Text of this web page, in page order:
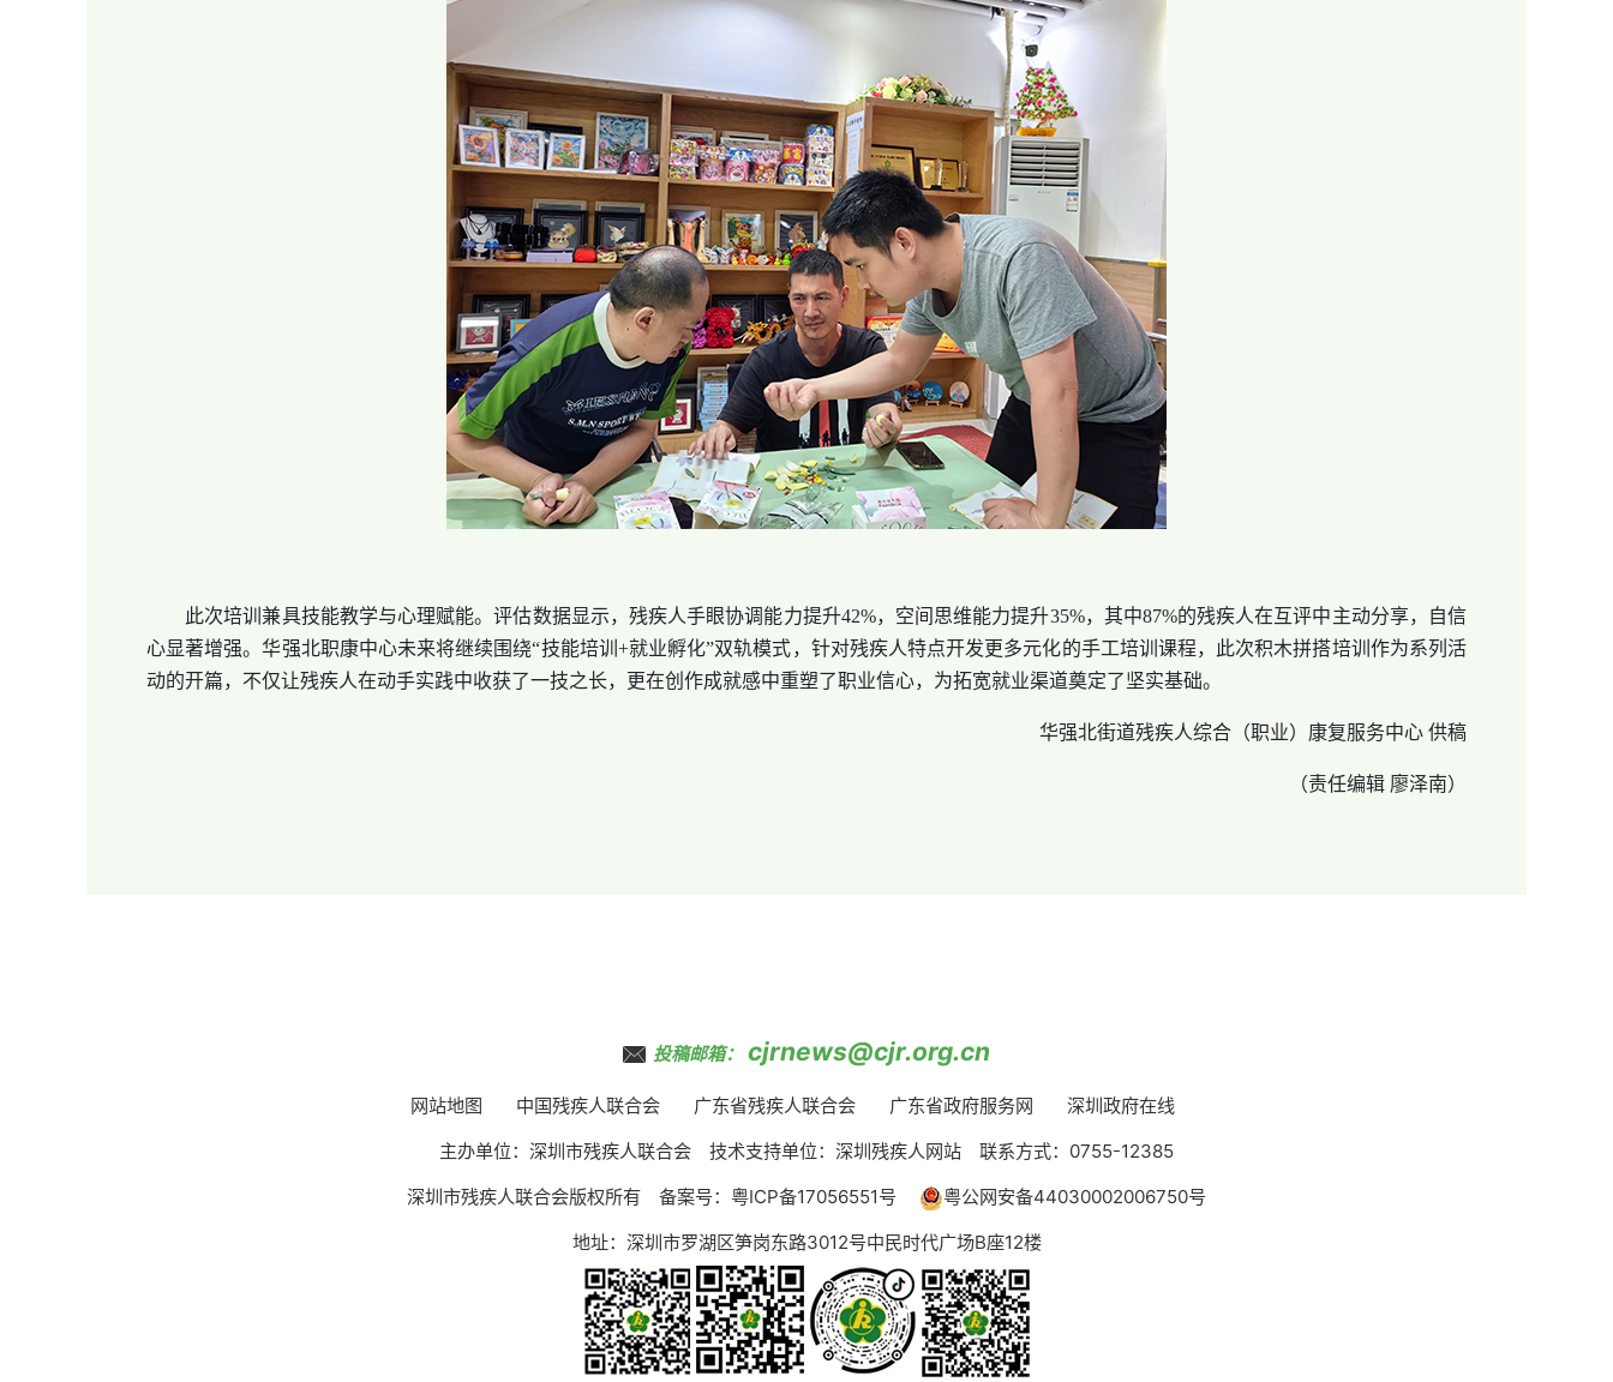
此次培训兼具技能教学与心理赋能。评估数据显示，残疾人手眼协调能力提升42%，空间思维能力提升35%，其中87%的残疾人在互评中主动分享，自信
心显著增强。华强北职康中心未来将继续围绕“技能培训+就业孵化”双轨模式，针对残疾人特点开发更多元化的手工培训课程，此次积木拼搭培训作为系列活
动的开篇，不仅让残疾人在动手实践中收获了一技之长，更在创作成就感中重塑了职业信心，为拓宽就业渠道奠定了坚实基础。
华强北街道残疾人综合（职业）康复服务中心 供稿
（责任编辑 廖泽南）
投稿邮箱： cjrnews@cjr.org.cn
网站地图 中国残疾人联合会 广东省残疾人联合会 广东省政府服务网
深圳政府在线
主办单位：深圳市残疾人联合会 技术支持单位：深圳残疾人网站 联系方式：0755-12385
深圳市残疾人联合会版权所有 备案号： 粤ICP备17056551号
粤公网安备44030002006750号
地址：深圳市罗湖区笋岗东路3012号中民时代广场B座12楼